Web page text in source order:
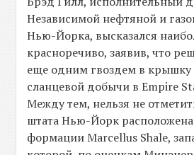
Независимой нефтяной и
Нью-Йорка, высказался
красноречиво, заявив, что
еще одним гвоздем в крышку
сланцевой добычи в Empire
Между тем, нельзя не
штата Нью-Йорк
формации Marcellus Shale,